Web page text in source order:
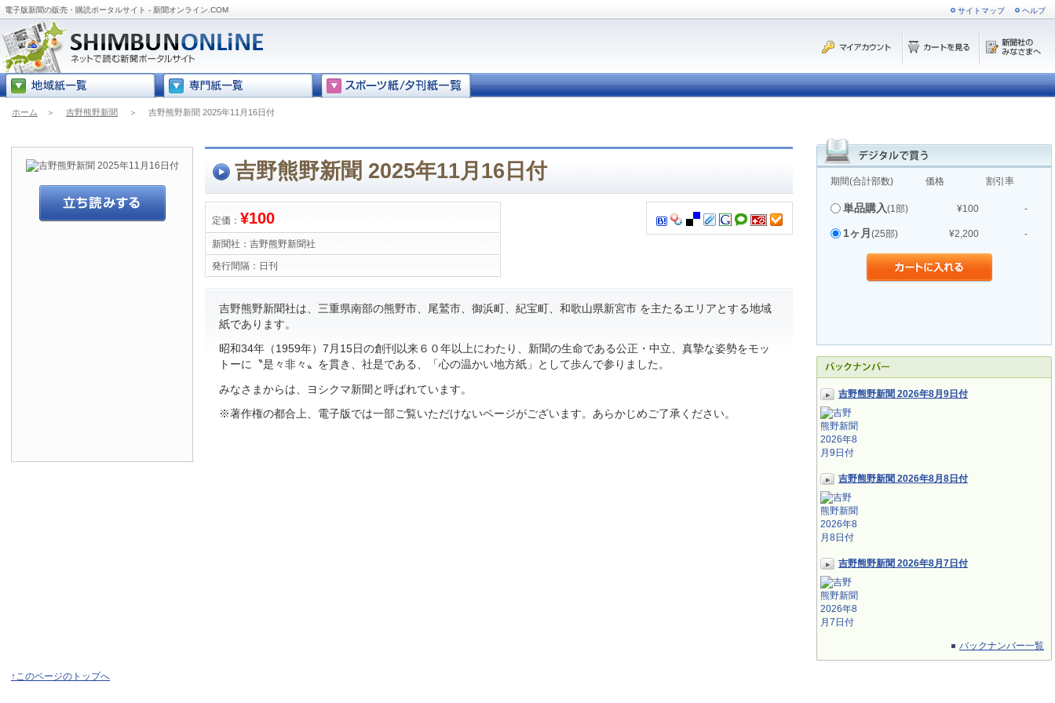
電子版新聞の販売・購読ポータルサイト - 新聞オンライン.COM サイトマップ ヘルプ
ホーム ＞ 吉野熊野新聞 ＞ 吉野熊野新聞 2025年11月16日付
期間(合計部数) 価格 割引率
単品購入(1部) ¥100 -
1ヶ月 (25部) ¥2,200 -
吉野熊野新聞 2026年8月9日付
吉野熊野新聞 2026年8月8日付
吉野熊野新聞 2026年8月7日付
バックナンバー一覧
吉野熊野新聞 2025年11月16日付
定価： ¥100
新聞社： 吉野熊野新聞社
発行間隔： 日刊
吉野熊野新聞社は、三重県南部の熊野市、尾鷲市、御浜町、紀宝町、和歌山県新宮市 を主たるエリアとする地域
紙であります。
昭和34年（1959年）7月15日の創刊以来６０年以上にわたり、新聞の生命である公正・中立、真摯な姿勢をモッ
トーに〝是々非々〟を貫き、社是である、「心の温かい地方紙」として歩んで参りました。
みなさまからは、ヨシクマ新聞と呼ばれています。
※著作権の都合上、電子版では一部ご覧いただけないページがございます。あらかじめご了承ください。
↑このページのトップへ